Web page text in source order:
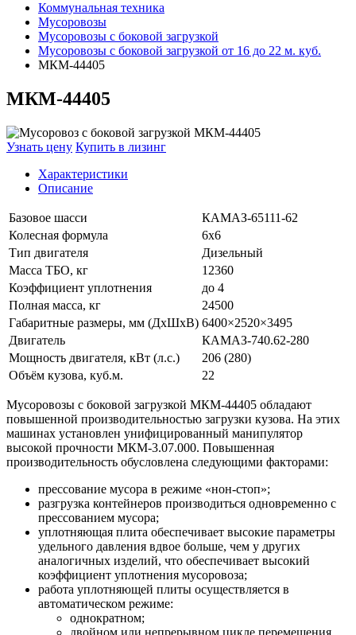
Коммунальная техника
Мусоровозы
Мусоровозы с боковой загрузкой
Мусоровозы с боковой загрузкой от 16 до 22 м. куб.
МКМ-44405
МКМ-44405
Узнать цену Купить в лизинг
Характеристики
Описание
Базовое шасси
КАМАЗ-65111-62
Колесная формула
6х6
Тип двигателя
Дизельный
Масса ТБО, кг
12360
Коэффициент уплотнения
до 4
Полная масса, кг
24500
Габаритные размеры, мм (ДхШхВ) 6400×2520×3495
Двигатель
КАМАЗ-740.62-280
Мощность двигателя, кВт (л.с.)
206 (280)
Объём кузова, куб.м.
22
Мусоровозы с боковой загрузкой МКМ-44405 обладают
повышенной производительностью загрузки кузова. На этих
машинах установлен унифицированный манипулятор
высокой прочности МКМ-3.07.000. Повышенная
производительность обусловлена следующими факторами:
прессование мусора в режиме «нон-стоп»;
разгрузка контейнеров производиться одновременно с
прессованием мусора;
уплотняющая плита обеспечивает высокие параметры
удельного давления вдвое больше, чем у других
аналогичных изделий, что обеспечивает высокий
коэффициент уплотнения мусоровоза;
работа уплотняющей плиты осуществляется в
автоматическом режиме:
однократном;
двойном или непрерывном цикле перемещения,